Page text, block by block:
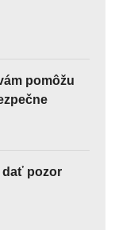
pomôžu
dať pozor